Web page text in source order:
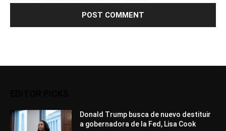
Donald Trump busca de nuevo destituir
a gobernadora de la Fed, Lisa Cook